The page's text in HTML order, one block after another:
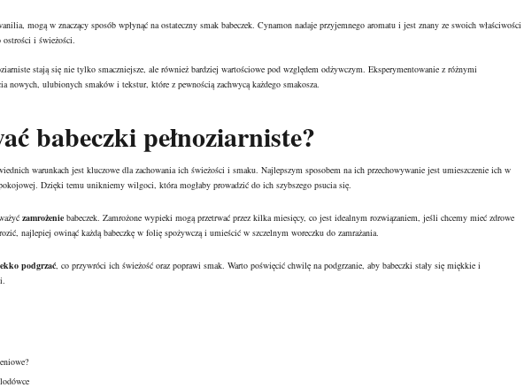
mogą w znaczący sposób wpłynąć na ostateczny smak babeczek. Cynamon nadaje przyjemnego aromatu i jest znany ze swoich właściwości
ostrości i świeżości.
stają się nie tylko smaczniejsze, ale również bardziej wartościowe pod względem odżywczym. Eksperymentowanie z różnymi
nowych, ulubionych smaków i tekstur, które z pewnością zachwycą każdego smakosza.
babeczki pełnoziarniste?
warunkach jest kluczowe dla zachowania ich świeżości i smaku. Najlepszym sposobem na ich przechowywanie jest umieszczenie ich w
Dzięki temu unikniemy wilgoci, która mogłaby prowadzić do ich szybszego psucia się.
zamrożenie babeczek. Zamrożone wypieki mogą przetrwać przez kilka miesięcy, co jest idealnym rozwiązaniem, jeśli chcemy mieć zdrowe
najlepiej owinąć każdą babeczkę w folię spożywczą i umieścić w szczelnym woreczku do zamrażania.
podgrzać, co przywróci ich świeżość oraz poprawi smak. Warto poświęcić chwilę na podgrzanie, aby babeczki stały się miękkie i